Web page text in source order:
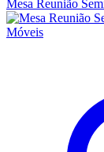
Mesa Reunião